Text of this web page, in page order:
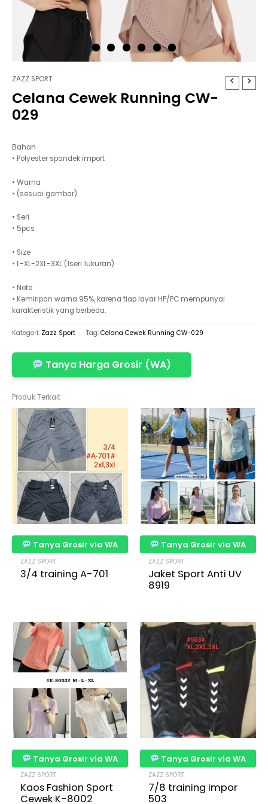
ZAZZ SPORT
Celana Cewek Running CW-
029
Bahan
• Polyester spandek import
• Warna
• (sesuai gambar)
• Seri
• 5pcs
• Size
• L-XL-2XL-3XL (1seri 1ukuran)
• Note
• Kemiripan warna 95%, karena tiap layar HP/PC mempunyai
karakteristik yang berbeda.
Kategori: Zazz Sport Tag: Celana Cewek Running CW-029
Tanya Harga Grosir (WA)
Produk Terkait
Tanya Grosir via WA
ZAZZ SPORT
3/4 training A-701
Tanya Grosir via WA
ZAZZ SPORT
Jaket Sport Anti UV
8919
Tanya Grosir via WA
ZAZZ SPORT
Kaos Fashion Sport
Cewek K-8002
Tanya Grosir via WA
ZAZZ SPORT
7/8 training impor
503